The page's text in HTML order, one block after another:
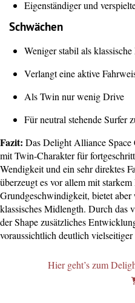
Eigenständiger und
Schwächen
Weniger stabil als
Verlangt eine aktive
Als Twin nur wenig Drive
Für neutral stehende Surfer
Fazit: Das Delight Alliance Space
mit Twin-Charakter für
Wendigkeit und ein sehr direktes
überzeugt es vor allem mit
Grundgeschwindigkeit, bietet
klassisches Midlength. Durch das
der Shape zusätzliches
voraussichtlich deutlich vielseitiger
Hier geht’s zum